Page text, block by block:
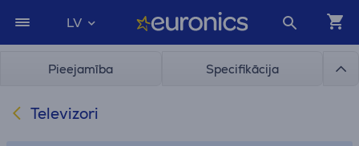
LV
Pieejamība Specifikācija
Televizori